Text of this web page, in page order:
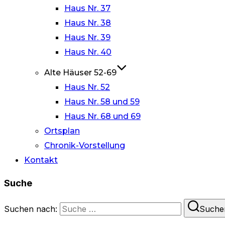
Haus Nr. 37
Haus Nr. 38
Haus Nr. 39
Haus Nr. 40
Alte Häuser 52-69
Haus Nr. 52
Haus Nr. 58 und 59
Haus Nr. 68 und 69
Ortsplan
Chronik-Vorstellung
Kontakt
Suche
Suchen nach: